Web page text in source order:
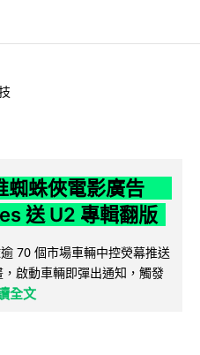
蜘蛛俠電影廣告
送 U2 專輯翻版
70 個市場車輛中控熒幕推送
，啟動車輛即彈出通知，觸發
全文